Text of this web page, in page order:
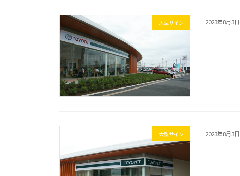
大型サイン 2023年8月3日
大型サイン 2023年8月3日